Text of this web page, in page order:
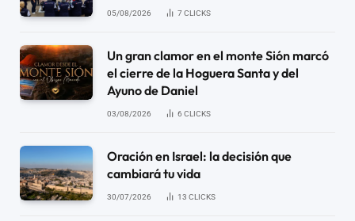
05/08/2026 7 CLICKS
Un gran clamor en el monte Sión marcó
el cierre de la Hoguera Santa y del
Ayuno de Daniel
03/08/2026 6 CLICKS
Oración en Israel: la decisión que
cambiará tu vida
30/07/2026 13 CLICKS